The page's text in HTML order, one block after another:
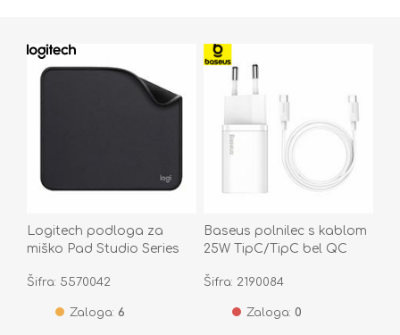
Logitech podloga za
miško Pad Studio Series
Šifra: 5570042
Zaloga: 6
Baseus polnilec s kablom
25W TipC/TipC bel QC
Šifra: 2190084
Zaloga: 0